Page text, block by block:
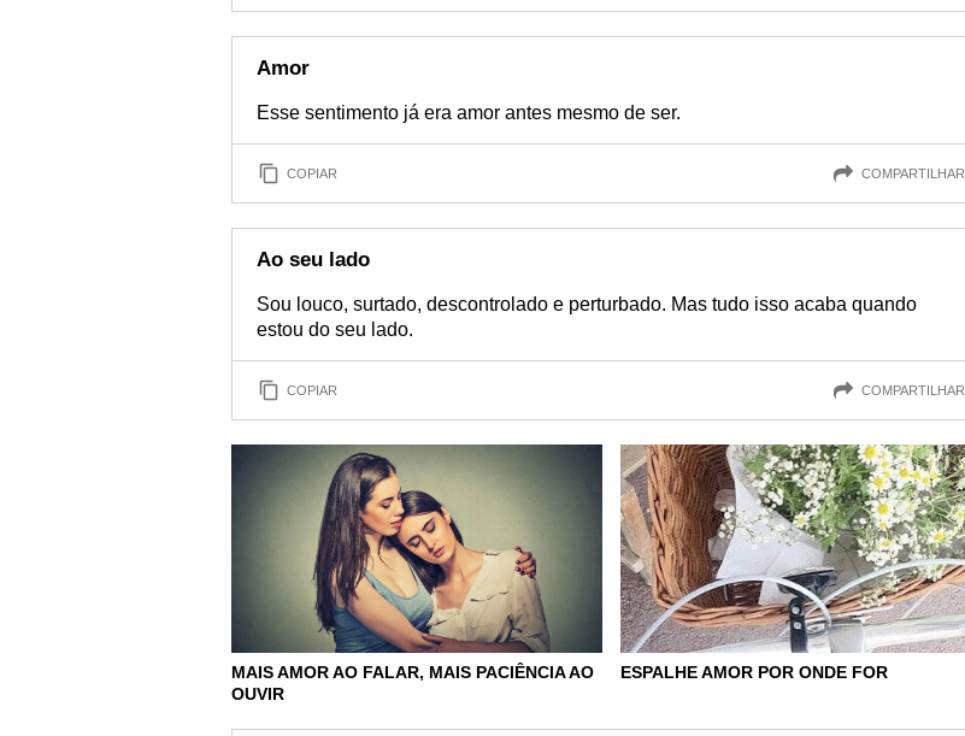
Amor
Esse sentimento já era amor antes mesmo de ser.
COPIAR COMPARTILHAR
Ao seu lado
Sou louco, surtado, descontrolado e perturbado. Mas tudo isso acaba quando
estou do seu lado.
COPIAR COMPARTILHAR
MAIS AMOR AO FALAR, MAIS PACIÊNCIA AO
OUVIR
ESPALHE AMOR POR ONDE FOR